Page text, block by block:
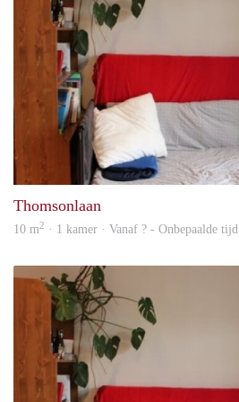
Thomsonlaan
10 m2 · 1 kamer · Vanaf ? - Onbepaalde tijd